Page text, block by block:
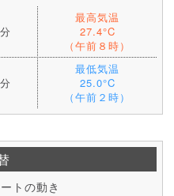
最高気温
27.4°C
（午前８時）
最低気温
25.0°C
（午前２時）
トの動き